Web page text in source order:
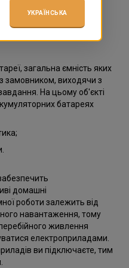
загальна ємність яких
замовником, виходячи з
На цьому об'єкті
батареях
домашні
роботи залежить від
навантаження, тому
живлення
електроприладами.
ви підключаєте, тим
УКРАЇНСЬКА